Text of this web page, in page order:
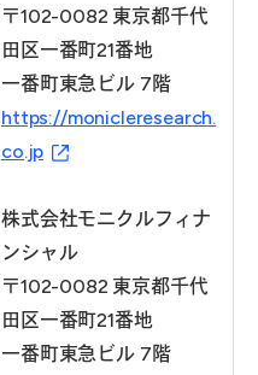
〒102-0082 東京都千代
田区一番町21番地
一番町東急ビル 7階
https://monicleresearch.
co.jp
株式会社モニクルフィナ
ンシャル
〒102-0082 東京都千代
田区一番町21番地
一番町東急ビル 7階